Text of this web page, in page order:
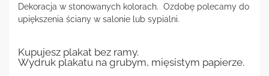
Dekoracja w stonowanych kolorach. Ozdobę polecamy do
upiększenia ściany w salonie lub sypialni.
Kupujesz plakat bez ramy.
Wydruk plakatu na grubym, mięsistym papierze.